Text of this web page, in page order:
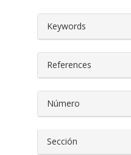
Keywords
References
Número
Sección